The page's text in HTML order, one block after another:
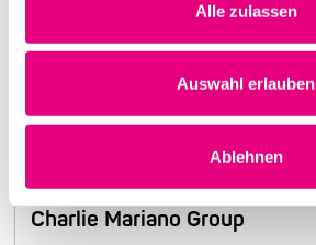
Alle zulassen
Auswahl erlauben
Ablehnen
Nightmares on Wax
Learn more
Charlie Mariano Group